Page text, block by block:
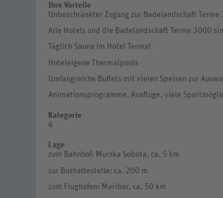
Ihre Vorteile
Unbeschränkter Zugang zur Badelandschaft
Alle Hotels und die Badelandschaft Terme 3000
Täglich Sauna im Hotel Termal
Hoteleigene Thermalpools
Umfangreiche Buffets mit vielen Speisen zur
Animationsprogramme, Ausflüge, viele
Kategorie
4
Lage
zum Bahnhof: Murska Sobota, ca. 5 km
zur Bushaltestelle: ca. 200 m
zum Flughafen: Maribor, ca. 50 km